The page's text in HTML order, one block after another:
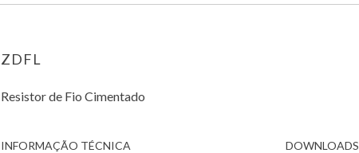
ZDFL
Resistor de Fio Cimentado
INFORMAÇÃO TÉCNICA DOWNLOADS